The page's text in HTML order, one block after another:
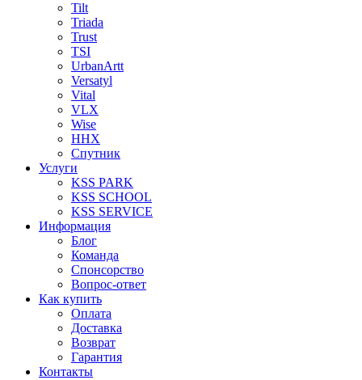
Tilt
Triada
Trust
TSI
UrbanArtt
Versatyl
Vital
VLX
Wise
ННХ
Спутник
Услуги
KSS PARK
KSS SCHOOL
KSS SERVICE
Информация
Блог
Команда
Спонсорство
Вопрос-ответ
Как купить
Оплата
Доставка
Возврат
Гарантия
Контакты